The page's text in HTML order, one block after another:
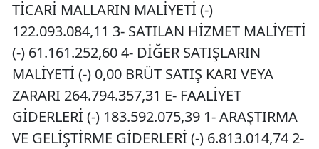
TİCARİ MALLARIN MALİYETİ (-)
122.093.084,11 3- SATILAN HİZMET MALİYETİ
(-) 61.161.252,60 4- DİĞER SATIŞLARIN
MALİYETİ (-) 0,00 BRÜT SATIŞ KARI VEYA
ZARARI 264.794.357,31 E- FAALİYET
GİDERLERİ (-) 183.592.075,39 1- ARAŞTIRMA
VE GELİŞTİRME GİDERLERİ (-) 6.813.014,74 2-